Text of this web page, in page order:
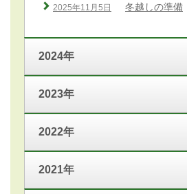
2025年11月5日 冬越しの準備
2024年
2023年
2022年
2021年